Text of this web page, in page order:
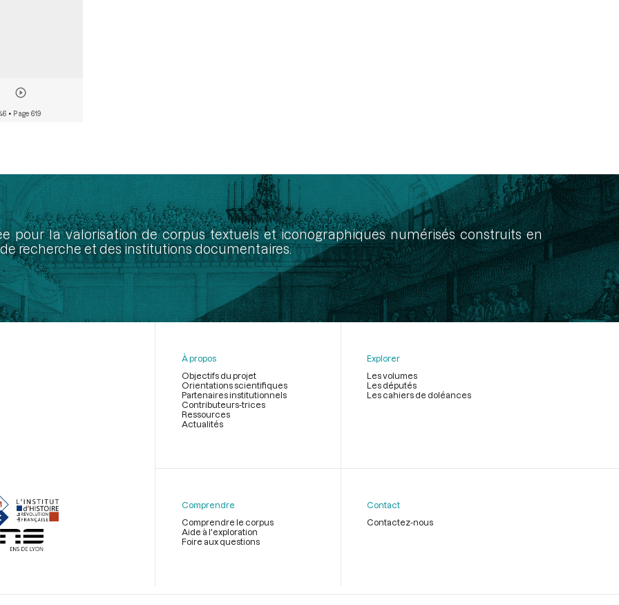
• Page 619
pour la valorisation de corpus textuels et iconographiques numérisés construits en
recherche et des institutions documentaires.
page
À propos
Objectifs du projet
Orientations scientifiques
Partenaires institutionnels
Contributeurs-trices
Ressources
Actualités
Explorer
Les volumes
Les députés
Les cahiers de doléances
Comprendre
Comprendre le corpus
Aide à l'exploration
Foire aux questions
Contact
Contactez-nous